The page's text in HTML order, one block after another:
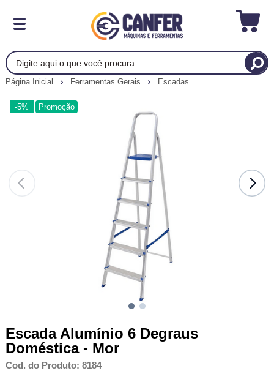
Página Inicial Ferramentas Gerais Escadas
-5% Promoção
Escada Alumínio 6 Degraus
Doméstica - Mor
Cod. do Produto: 8184